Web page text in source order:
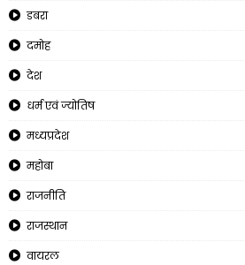
डबरा
दमोह
देश
धर्म एवं ज्योतिष
मध्यप्रदेश
महोबा
राजनीति
राजस्थान
वायरल